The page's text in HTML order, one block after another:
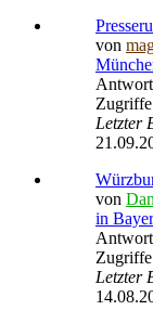
von
Letzter
von
in
Letzter